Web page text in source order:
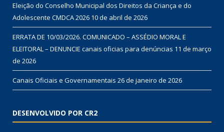
Eleição do Conselho Municipal dos Direitos da Criança e do
Adolescente CMDCA 2026 10 de abril de 2026
ERRATA DE 10/03/2026. COMUNICADO – ASSÉDIO MORAL E
ELEITORAL – DENUNCIE canais oficias para denúncias 11 de março
de 2026
Canais Oficiais e Governamentais 26 de janeiro de 2026
DESENVOLVIDO POR CR2